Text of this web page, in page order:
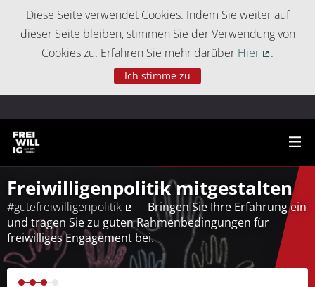
Diese Seite verwendet Cookies. Indem Sie weiter auf
dieser Seite bleiben, stimmen Sie der Verwendung von
Cookies zu. Erfahren Sie mehr darüber Hier
.
Ich stimme zu
Freiwilligenpolitik mitgestalten
#gutefreiwilligenpolitik
(Externer Link)
Bringen Sie Ihre Erfahrung ein
und tragen Sie zu guten Rahmenbedingungen für
freiwilliges Engagement bei.
Cookie-Einstellungen